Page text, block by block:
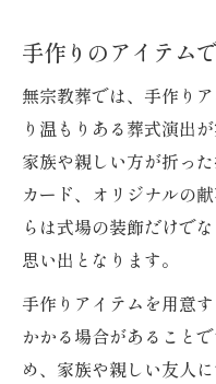
手作りのアイテム
無宗教葬では、手作り
り温もりある葬式演出
家族や親しい方が折っ
カード、オリジナルの
らは式場の装飾だけで
思い出となります。
手作りアイテムを用意
かかる場合があること
め、家族や親しい友人